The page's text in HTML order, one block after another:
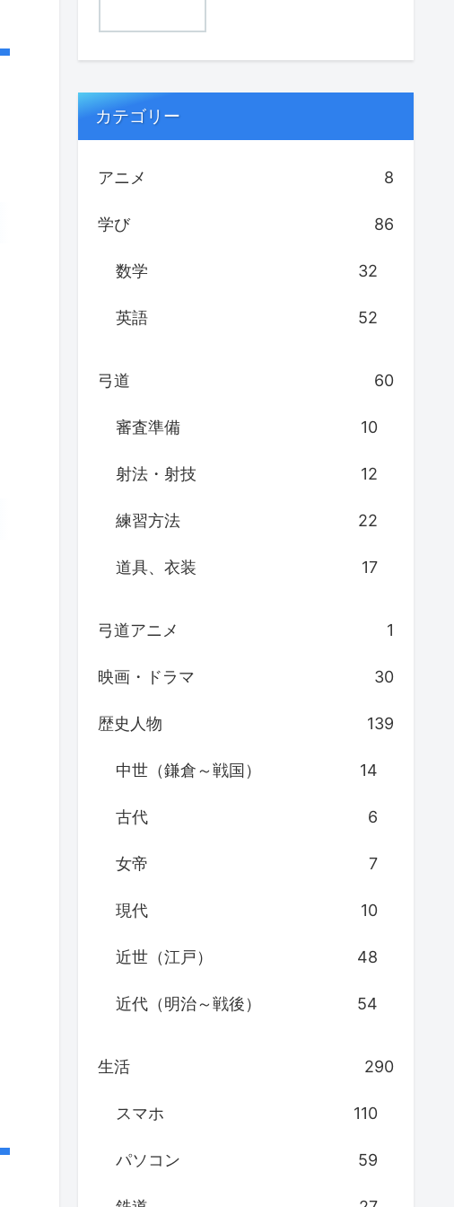
カテゴリー
アニメ 8
学び 86
数学 32
英語 52
弓道 60
審査準備 10
射法・射技 12
練習方法 22
道具、衣装 17
弓道アニメ 1
映画・ドラマ 30
歴史人物 139
中世（鎌倉～戦国） 14
古代 6
女帝 7
現代 10
近世（江戸） 48
近代（明治～戦後） 54
生活 290
スマホ 110
パソコン 59